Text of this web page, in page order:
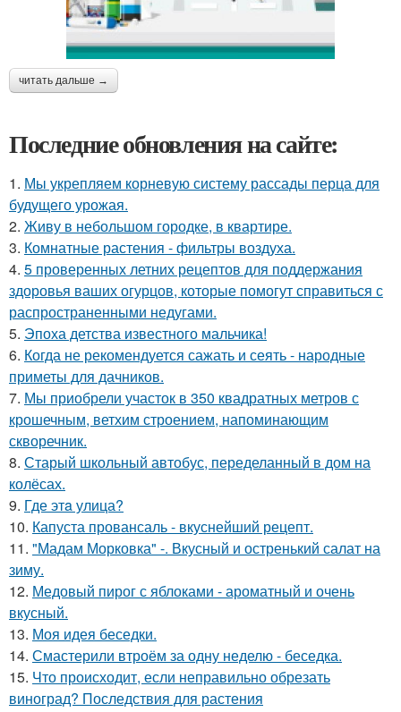
читать дальше →
Последние обновления на сайте:
1. Мы укрепляем корневую систему рассады перца для
будущего урожая.
2. Живу в небольшом городке, в квартире.
3. Комнатные растения - фильтры воздуха.
4. 5 проверенных летних рецептов для поддержания
здоровья ваших огурцов, которые помогут справиться с
распространенными недугами.
5. Эпоха детства известного мальчика!
6. Когда не рекомендуется сажать и сеять - народные
приметы для дачников.
7. Мы приобрели участок в 350 квадратных метров с
крошечным, ветхим строением, напоминающим
скворечник.
8. Старый школьный автобус, переделанный в дом на
колёсах.
9. Где этa улица?
10. Капуста провансаль - вкуснейший рецепт.
11. "Мадам Морковка" -. Вкусный и остренький салат на
зиму.
12. Медовый пирог с яблоками - ароматный и очень
вкусный.
13. Моя идея беседки.
14. Смастерили втроём за одну неделю - беседка.
15. Что происходит, если неправильно обрезать
виноград? Последствия для растения